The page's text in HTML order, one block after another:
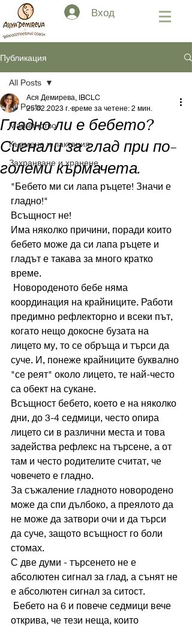
Вход
Публикация
All Posts
Майчинство
Кърмене и лактация
Захранване и хранене
All Posts
Гладно ли е бебето?
Сигнали за глад при по-
големи кърмачета.
Ася Демирева, IBCLC
25.02.2023 г. време за четене: 2 мин.
"Бебето ми си лапа ръцете! Значи е
гладно!"
Всъщност не!
Има няколко причини, поради които
бебето може да си лапа ръцете и
гладът е такава за много кратко
време.
координация на крайниците. Работи
предимно рефлекторно и всеки път,
когато нещо докосне бузата на
лицето му, то се обръща и търси да
суче. И, понеже крайниците буквално
"се реят" около лицето, те най-често
са обект на сукане.
Всъщност бебето, което е на няколко
дни, до 3-4 седмици, често опира
лицето си в различни места и това
задейства рефлекс на търсене, а от
там и често родителите считат, че
човечето е гладно.
За съжаление гладното новородено
може да спи дълбоко, а преялото да
не може да затвори очи и да търси
да суче, защото всъщност го боли
стомах.
С две думи - търсенето не е
абсолютен сигнал за глад, а сънят не
е абсолютен сигнал за ситост.
открива, че тези неща, които